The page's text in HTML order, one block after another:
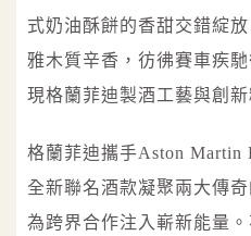
式奶油酥餅的香甜交錯綻
雅木質辛香，彷彿賽車疾
現格蘭菲迪製酒工藝與創
格蘭菲迪攜手Aston Martin
全新聯名酒款凝聚兩大傳
為跨界合作注入嶄新能量